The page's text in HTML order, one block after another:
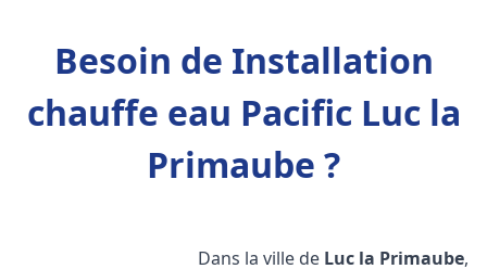
Besoin de Installation
chauffe eau Pacific Luc la
Primaube ?
Dans la ville de Luc la Primaube,